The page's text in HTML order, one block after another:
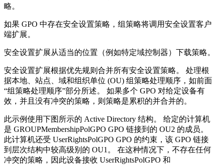
略。
如果 GPO 中存在安全设置策略，组策略将调用安全设置客户
端扩展。
安全设置扩展从适当的位置（例如特定域控制器）下载策略。
安全设置扩展根据优先规则合并所有安全设置策略。 处理根
据本地、站点、域和组织单位 (OU) 组策略处理顺序，如前面
“组策略处理顺序”部分所述。 如果多个 GPO 对给定设备有
效，并且没有冲突的策略，则策略是累积的并合并的。
此示例使用下图所示的 Active Directory 结构。 给定的计算机
是 GROUPMembershipPolGPO GPO 链接到的 OU2 的成员。
此计算机还受 UserRightsPolGPO GPO 的约束，该 GPO 链接
到层次结构中较高级别的 OU1。 在这种情况下，不存在任何
冲突的策略，因此设备接收 UserRightsPolGPO 和